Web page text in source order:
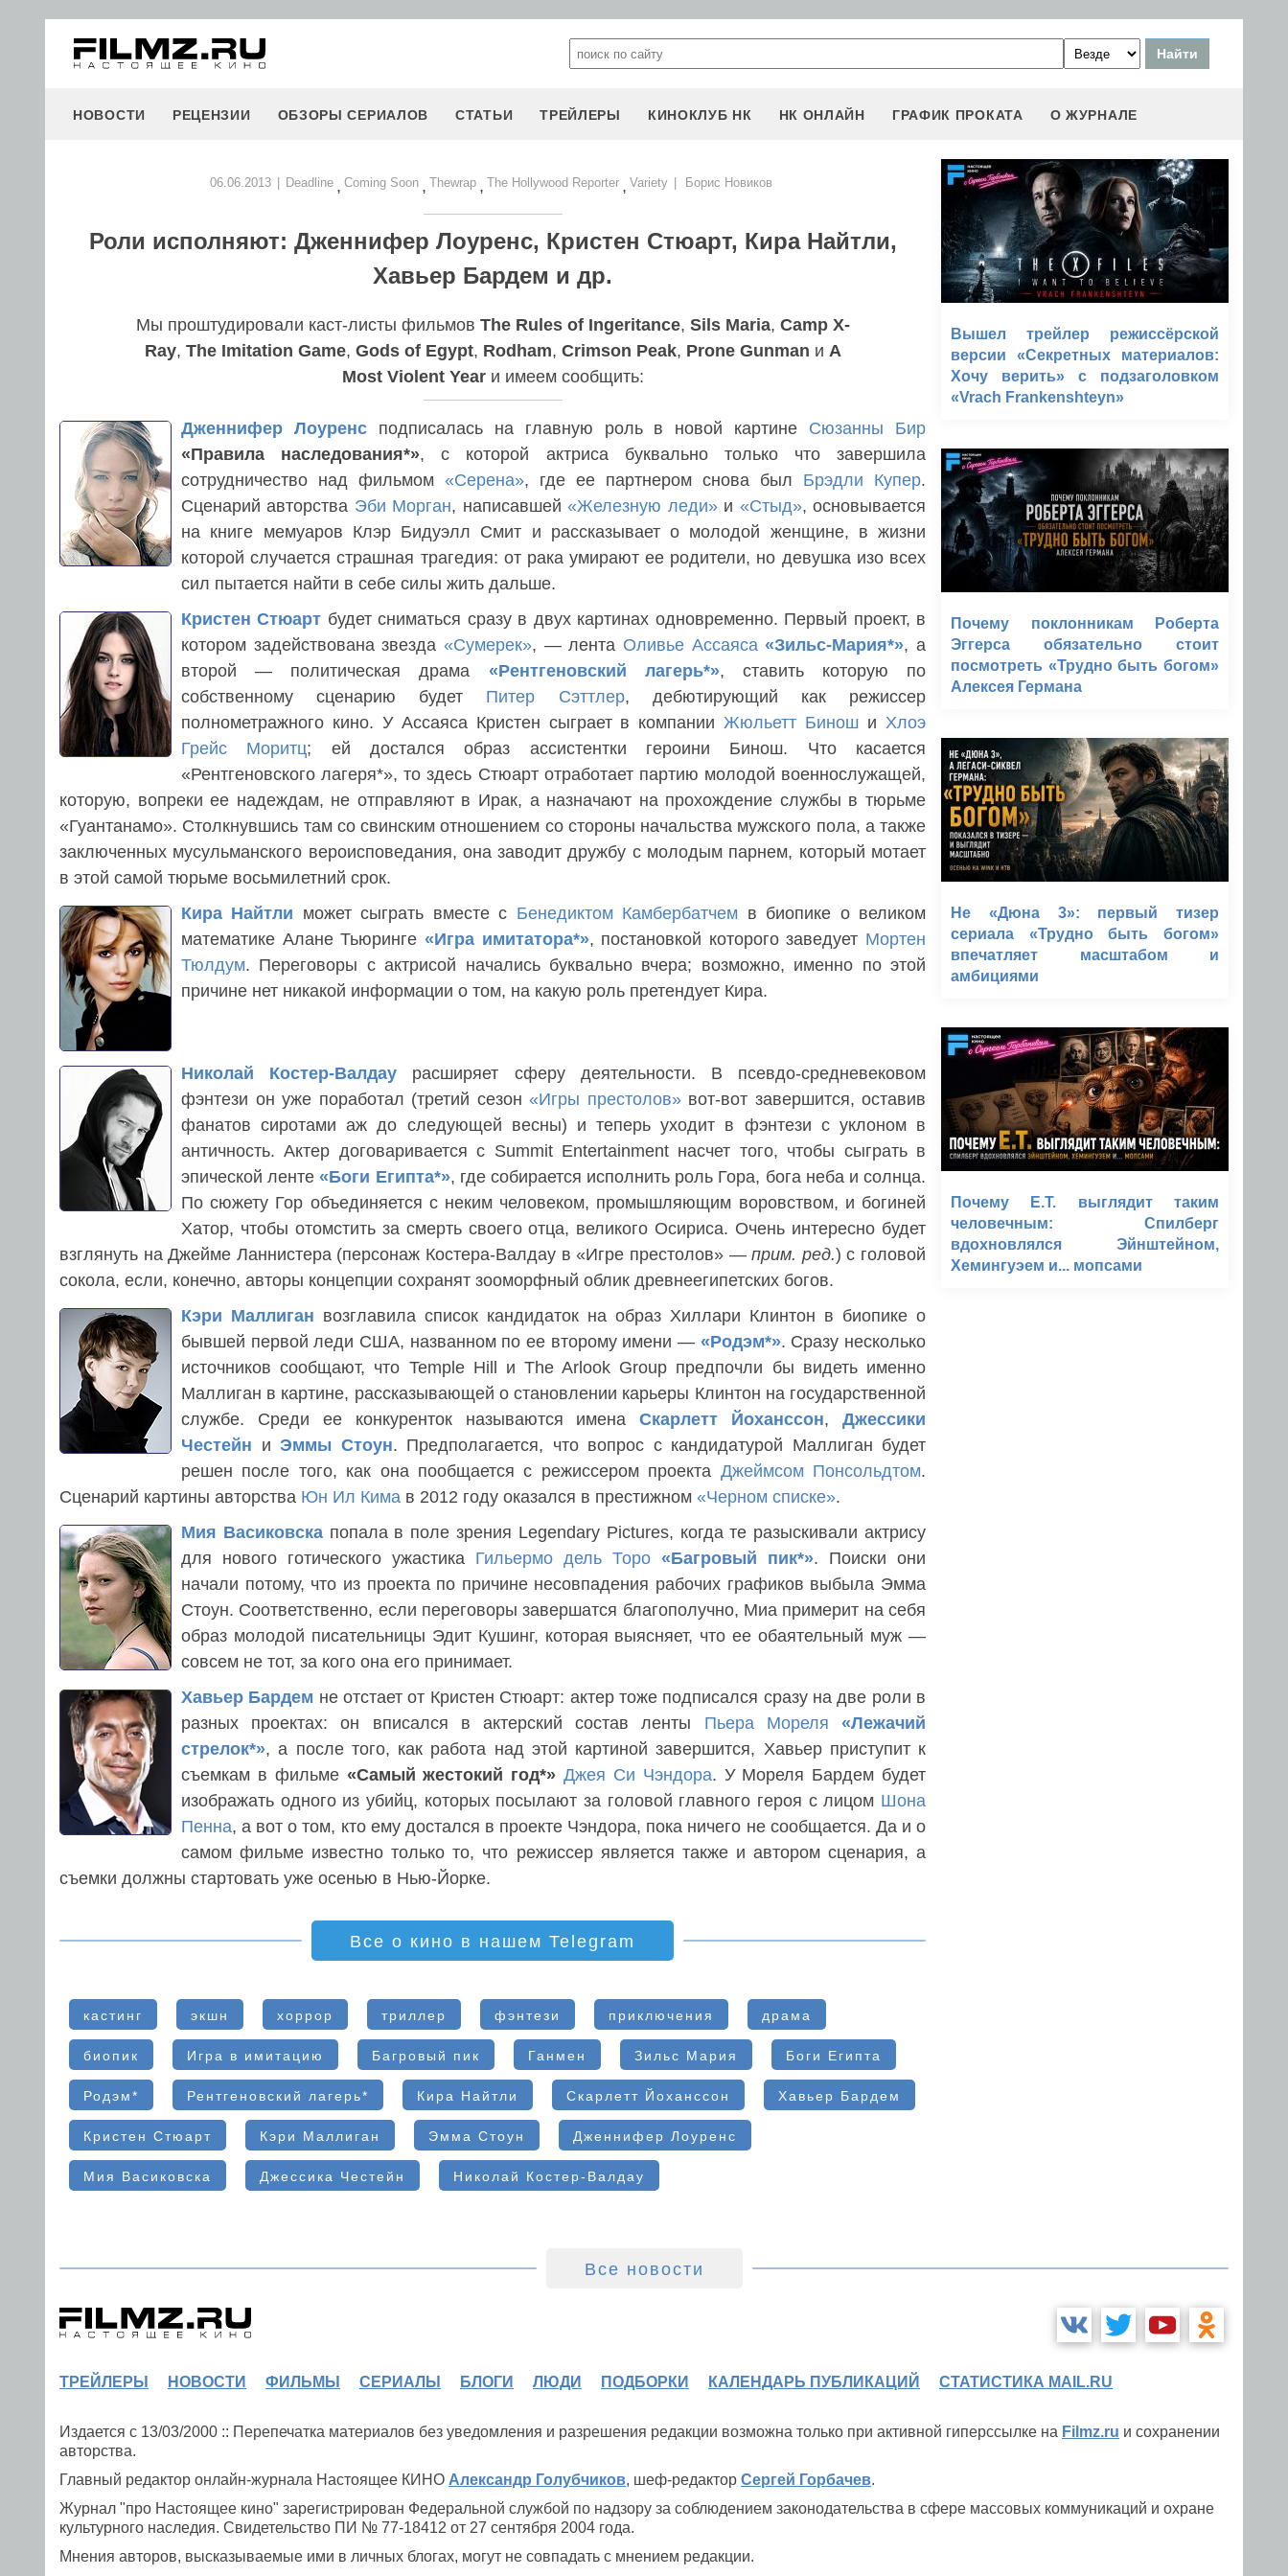
НОВОСТИ РЕЦЕНЗИИ ОБЗОРЫ СЕРИАЛОВ СТАТЬИ ТРЕЙЛЕРЫ КИНОКЛУБ НК НК ОНЛАЙН ГРАФИК ПРОКАТА О ЖУРНАЛЕ
06.06.2013 Deadline , Coming Soon , Thewrap , The Hollywood Reporter , Variety Борис Новиков
Роли исполняют: Дженнифер Лоуренс, Кристен Стюарт, Кира Найтли,
Хавьер Бардем и др.
Мы проштудировали каст-листы фильмов The Rules of Ingeritance, Sils Maria, Camp X-
Ray, The Imitation Game, Gods of Egypt, Rodham, Crimson Peak, Prone Gunman и A
Most Violent Yearи имеем сообщить:
Дженнифер Лоуренсподписалась на главную роль в новой картине Сюзанны Бир
«Правила наследования*», с которой актриса буквально только что завершила
сотрудничество над фильмом «Серена», где ее партнером снова был Брэдли Купер.
Сценарий авторства Эби Морган, написавшей«Железную леди»и «Стыд», основывается
на книге мемуаров Клэр Бидуэлл Смит и рассказывает о молодой женщине, в жизни
которой случается страшная трагедия: от рака умирают ее родители, но девушка изо всех
сил пытается найти в себе силы жить дальше.
Кристен Стюарт будет сниматься сразу в двух картинах одновременно. Первый проект, в
котором задействована звезда «Сумерек», — лента Оливье Ассаяса «Зильс-Мария*», а
второй — политическая драма «Рентгеновский лагерь*», ставить которую по
собственному сценарию будет Питер Сэттлер, дебютирующий как режиссер
полнометражного кино. У Ассаяса Кристен сыграет в компанииЖюльетт Бинош иХлоэ
Грейс Моритц; ей достался образ ассистентки героини Бинош. Что касается
«Рентгеновского лагеря*», то здесь Стюарт отработает партию молодой военнослужащей,
которую, вопреки ее надеждам, не отправляют в Ирак, а назначают на прохождение службы в тюрьме
«Гуантанамо». Столкнувшись там со свинским отношением со стороны начальства мужского пола, а также
заключенных мусульманского вероисповедания, она заводит дружбу с молодым парнем, который мотает
в этой самой тюрьме восьмилетний срок.
Кира Найтли может сыграть вместе с Бенедиктом Камбербатчем в биопике о великом
математике Алане Тьюринге «Игра имитатора*», постановкой которого заведует Мортен
Тюлдум. Переговоры с актрисой начались буквально вчера; возможно, именно по этой
причине нет никакой информации о том, на какую роль претендует Кира.
Николай Костер-Валдау расширяет сферу деятельности. В псевдо-средневековом
фэнтези он уже поработал (третий сезон «Игры престолов»вот-вот завершится, оставив
фанатов сиротами аж до следующей весны) и теперь уходит в фэнтези с уклоном в
античность. Актер договаривается с Summit Entertainment насчет того, чтобы сыграть в
эпической ленте«Боги Египта*», где собирается исполнить роль Гора, бога неба и солнца.
По сюжету Гор объединяется с неким человеком, промышляющим воровством, и богиней
Хатор, чтобы отомстить за смерть своего отца, великого Осириса. Очень интересно будет
взглянуть на Джейме Ланнистера (персонаж Костера-Валдау в «Игре престолов» —прим. ред.) с головой
сокола, если, конечно, авторы концепции сохранят зооморфный облик древнеегипетских богов.
Кэри Маллиган возглавила список кандидаток на образ Хиллари Клинтон в биопике о
бывшей первой леди США, названном по ее второму имени — «Родэм*». Сразу несколько
источников сообщают, что Temple Hill и The Arlook Group предпочли бы видеть именно
Маллиган в картине, рассказывающей о становлении карьеры Клинтон на государственной
службе. Среди ее конкуренток называются именаСкарлетт Йоханссон, Джессики
Честейн и Эммы Стоун. Предполагается, что вопрос с кандидатурой Маллиган будет
решен после того, как она пообщается с режиссером проекта Джеймсом Понсольдтом.
Сценарий картины авторства Юн Ил Кима в 2012 году оказался в престижном «Черном списке».
Мия Васиковскапопала в поле зрения Legendary Pictures, когда те разыскивали актрису
для нового готического ужастика Гильермо дель Торо «Багровый пик*». Поиски они
начали потому, что из проекта по причине несовпадения рабочих графиков выбыла Эмма
Стоун. Соответственно, если переговоры завершатся благополучно, Миа примерит на себя
образ молодой писательницы Эдит Кушинг, которая выясняет, что ее обаятельный муж —
совсем не тот, за кого она его принимает.
Хавьер Бардем не отстает от Кристен Стюарт: актер тоже подписался сразу на две роли в
разных проектах: он вписался в актерский состав ленты Пьера Мореля
«Лежачий
стрелок*», а после того, как работа над этой картиной завершится, Хавьер приступит к
съемкам в фильме «Самый жестокий год*» Джея Си Чэндора. У Мореля Бардем будет
изображать одного из убийц, которых посылают за головой главного героя с лицом Шона
Пенна, а вот о том, кто ему достался в проекте Чэндора, пока ничего не сообщается. Да и о
самом фильме известно только то, что режиссер является также и автором сценария, а
съемки должны стартовать уже осенью в Нью-Йорке.
Все о кино в нашем Telegram
кастинг экшн хоррор триллер фэнтези приключения драма
биопик Игра в имитацию Багровый пик Ганмен Зильс Мария Боги Египта
Родэм* Рентгеновский лагерь* Кира Найтли Скарлетт Йоханссон Хавьер Бардем
Кристен Стюарт Кэри Маллиган Эмма Стоун Дженнифер Лоуренс
Мия Васиковска Джессика Честейн Николай Костер-Валдау
Вышел трейлер режиссёрской
версии «Секретных материалов:
Хочу верить» с подзаголовком
«Vrach Frankenshteyn»
Почему поклонникам Роберта
Эггерса обязательно стоит
посмотреть «Трудно быть богом»
Алексея Германа
Не «Дюна 3»: первый тизер
сериала «Трудно быть богом»
впечатляет масштабом и
амбициями
Почему E.T. выглядит таким
человечным: Спилберг
вдохновлялся Эйнштейном,
Хемингуэем и... мопсами
Все новости
ТРЕЙЛЕРЫ НОВОСТИ ФИЛЬМЫ СЕРИАЛЫ БЛОГИ ЛЮДИ ПОДБОРКИ КАЛЕНДАРЬ ПУБЛИКАЦИЙ СТАТИСТИКА MAIL.RU
Издается с 13/03/2000 :: Перепечатка материалов без уведомления и разрешения редакции возможна только при активной гиперссылке на Filmz.ru и сохранении
авторства.
Главный редактор онлайн-журнала Настоящее КИНО Александр Голубчиков, шеф-редактор Сергей Горбачев.
Журнал "про Настоящее кино" зарегистрирован Федеральной службой по надзору за соблюдением законодательства в сфере массовых коммуникаций и охране
культурного наследия. Свидетельство ПИ № 77-18412 от 27 сентября 2004 года.
Мнения авторов, высказываемые ими в личных блогах, могут не совпадать с мнением редакции.